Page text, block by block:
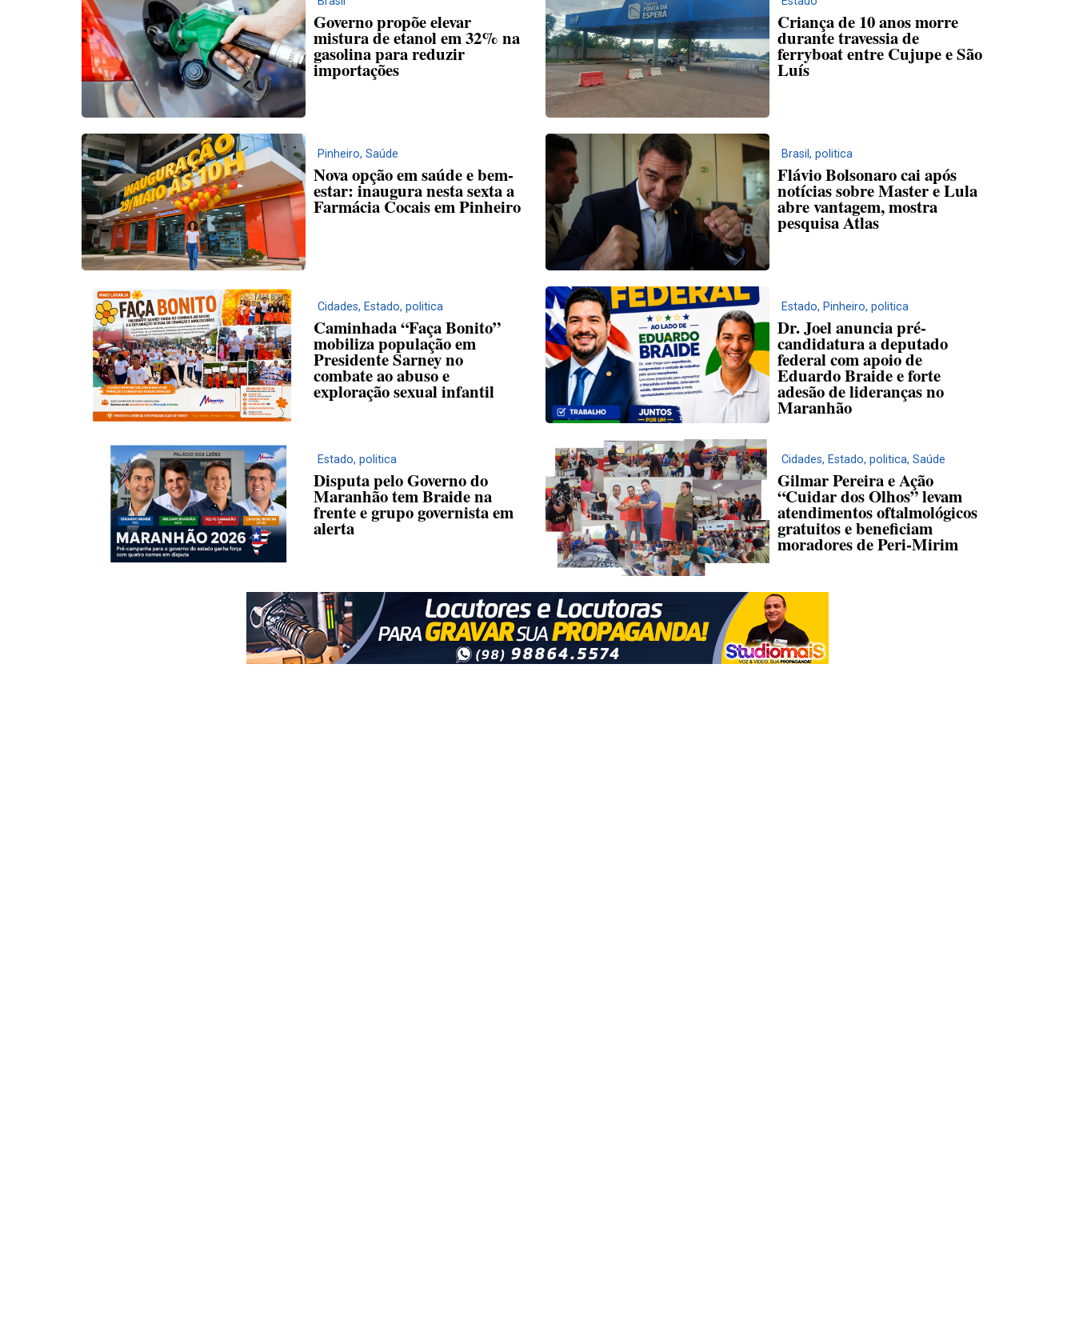
Governo propõe elevar
mistura de etanol em 32% na
gasolina para reduzir
importações
Criança de 10 anos morre
durante travessia de
ferryboat entre Cujupe e São
Luís
Pinheiro, Saúde
Nova opção em saúde e bem-
estar: inaugura nesta sexta a
Farmácia Cocais em Pinheiro
Brasil , politica
Flávio Bolsonaro cai após
notícias sobre Master e Lula
abre vantagem, mostra
pesquisa Atlas
Cidades, Estado, politica
Caminhada “Faça Bonito”
mobiliza população em
Presidente Sarney no
combate ao abuso e
exploração sexual infantil
Estado, Pinheiro, politica
Dr. Joel anuncia pré-
candidatura a deputado
federal com apoio de
Eduardo Braide e forte
adesão de lideranças no
Maranhão
Estado, politica
Disputa pelo Governo do
Maranhão tem Braide na
frente e grupo governista em
alerta
Cidades, Estado, politica, Saúde
Gilmar Pereira e Ação
“Cuidar dos Olhos” levam
atendimentos oftalmológicos
gratuitos e beneficiam
moradores de Peri-Mirim